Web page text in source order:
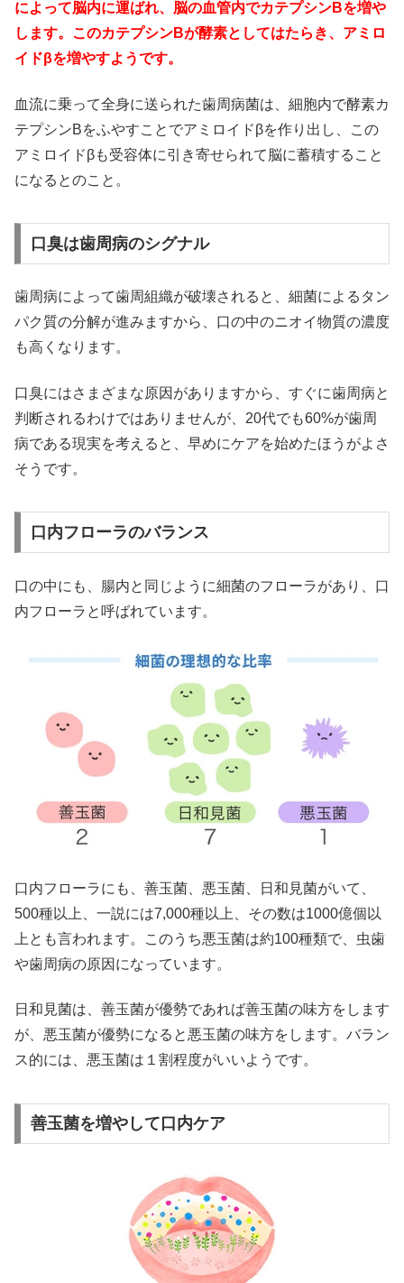
によって脳内に運ばれ、脳の血管内でカテプシンBを増や
します。このカテプシンBが酵素としてはたらき、アミロ
イドβを増やすようです。
血流に乗って全身に送られた歯周病菌は、細胞内で酵素カ
テプシンBをふやすことでアミロイドβを作り出し、この
アミロイドβも受容体に引き寄せられて脳に蓄積すること
になるとのこと。
口臭は歯周病のシグナル
歯周病によって歯周組織が破壊されると、細菌によるタン
パク質の分解が進みますから、口の中のニオイ物質の濃度
も高くなります。
口臭にはさまざまな原因がありますから、すぐに歯周病と
判断されるわけではありませんが、20代でも60%が歯周
病である現実を考えると、早めにケアを始めたほうがよさ
そうです。
口内フローラのバランス
口の中にも、腸内と同じように細菌のフローラがあり、口
内フローラと呼ばれています。
口内フローラにも、善玉菌、悪玉菌、日和見菌がいて、
500種以上、一説には7,000種以上、その数は1000億個以
上とも言われます。このうち悪玉菌は約100種類で、虫歯
や歯周病の原因になっています。
日和見菌は、善玉菌が優勢であれば善玉菌の味方をします
が、悪玉菌が優勢になると悪玉菌の味方をします。バラン
ス的には、悪玉菌は１割程度がいいようです。
善玉菌を増やして口内ケア